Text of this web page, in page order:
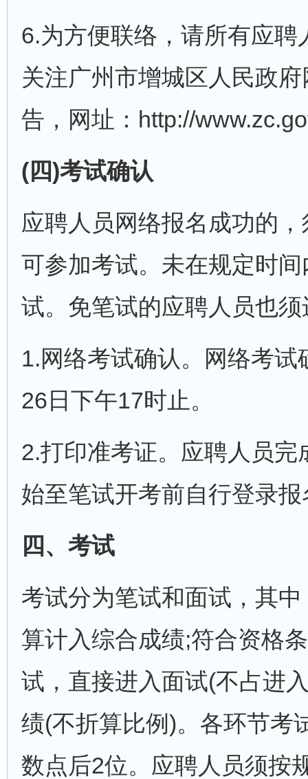
6.为方便联络，请所有应
关注广州市增城区人民政
告，网址：http://
(四)考试确认
应聘人员网络报名成功的
可参加考试。未在规定时
试。免笔试的应聘人员也
1.网络考试确认。网络考
26日下午17时止。
2.打印准考证。应聘人员
始至笔试开考前自行登录
四、考试
考试分为笔试和面试，其
算计入综合成绩;符合资格
试，直接进入面试(不占进
绩(不折算比例)。各环节考
数点后2位。应聘人员须按